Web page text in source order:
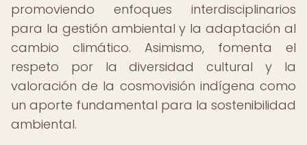
promoviendo enfoques interdisciplinarios
para la gestión ambiental y la adaptación al
cambio climático. Asimismo, fomenta el
respeto por la diversidad cultural y la
valoración de la cosmovisión indígena como
un aporte fundamental para la sostenibilidad
ambiental.